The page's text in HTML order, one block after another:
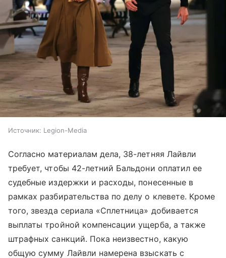
Источник: Legion-Media
Согласно материалам дела, 38-летняя Лайвли
требует, чтобы 42-летний Бальдони оплатил ее
судебные издержки и расходы, понесенные в
рамках разбирательства по делу о клевете. Кроме
того, звезда сериала «Сплетница» добивается
выплаты тройной компенсации ущерба, а также
штрафных санкций. Пока неизвестно, какую
общую сумму Лайвли намерена взыскать с